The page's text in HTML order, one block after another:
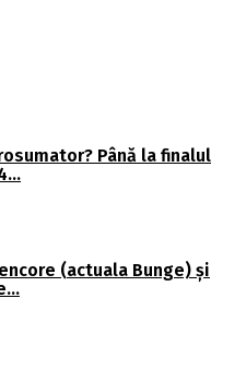
Până la finalul
(actuala Bunge) şi